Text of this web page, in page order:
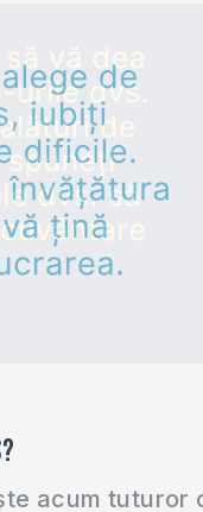
acum tuturor